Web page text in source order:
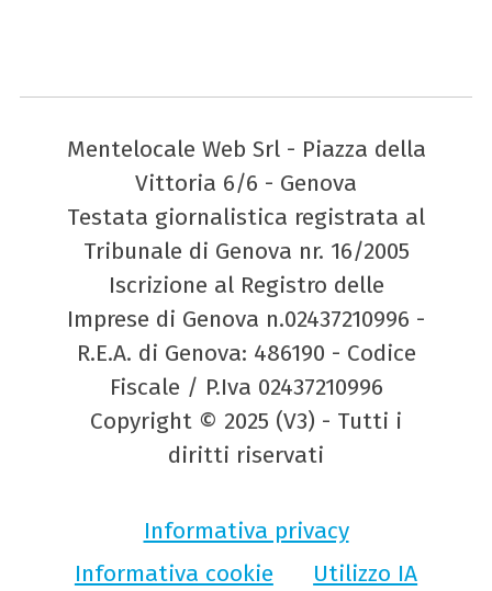
Mentelocale Web Srl - Piazza della
Vittoria 6/6 - Genova
Testata giornalistica registrata al
Tribunale di Genova nr. 16/2005
Iscrizione al Registro delle
Imprese di Genova n.02437210996 -
R.E.A. di Genova: 486190 - Codice
Fiscale / P.Iva 02437210996
Copyright © 2025 (V3) - Tutti i
diritti riservati
Informativa privacy
Informativa cookie
Utilizzo IA